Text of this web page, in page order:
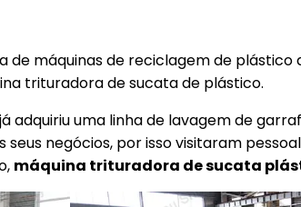
máquinas de reciclagem de plástico
trituradora de sucata de plástico.
adquiriu uma linha de lavagem de
negócios, por isso visitaram
máquina trituradora de sucata